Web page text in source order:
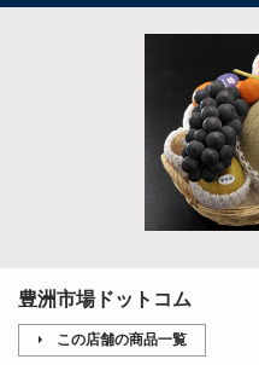
豊洲市場ドットコム
この店舗の商品一覧